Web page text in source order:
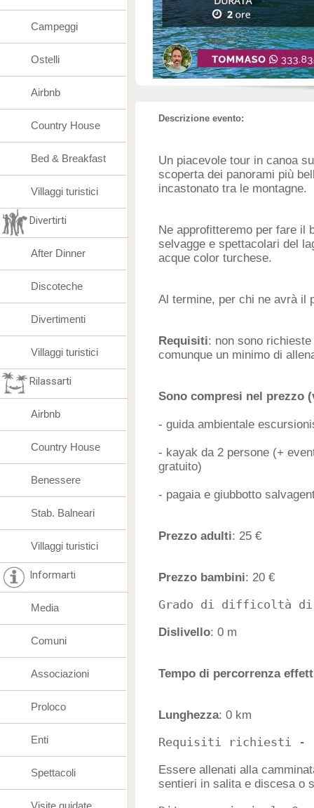
Descrizione evento:
Un piacevole tour in canoa
scoperta dei panorami più
incastonato tra le montagne.
Ne approfitteremo per fare il
selvagge e spettacolari del
acque color turchese.
Al termine, per chi ne avrà il
Requisiti: non sono
comunque un minimo di
Sono compresi nel prezzo
- guida ambientale
- kayak da 2 persone (+
gratuito)
- pagaia e giubbotto
Prezzo adulti: 25 €
Prezzo bambini: 20 €
Dislivello: 0 m
Tempo di percorrenza
Lunghezza: 0 km
Essere allenati alla
sentieri in salita e discesa o
Campeggi
Ostelli
Airbnb
Country House
Bed & Breakfast
Villaggi turistici
Divertirti
After Dinner
Discoteche
Divertimenti
Villaggi turistici
Rilassarti
Airbnb
Country House
Benessere
Stab. Balneari
Villaggi turistici
Informarti
Media
Comuni
Associazioni
Proloco
Enti
Spettacoli
Visite guidate